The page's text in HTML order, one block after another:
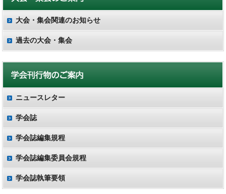
大会・集会関連のお知らせ
過去の大会・集会
ニュースレター
学会誌
学会誌編集規程
学会誌編集委員会規程
学会誌執筆要領